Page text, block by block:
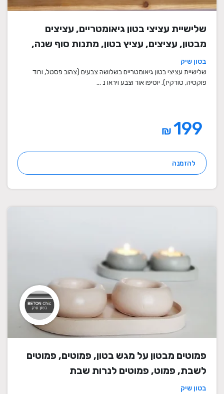
שלישיית עציצי בטון גיאומטריים, עציצים
מבטון, עציצים, עציץ בטון, מתנות סוף שנה,
מתנה לבית, מתנה ליום הולדת, עיצוב הבית,
מתנות סוף שנה למורים
בטון שיק
שלישיית עציצי בטון גיאומטריים בשלושה צבעים (צהוב פסטל, ורוד
פוקסיה, טורקיז). יוסיפו אור וצבע ויראו נ ...
₪
להזמנה
פמוטים מבטון על מגש בטון, פמוטים, פמוטים
לשבת, פמוט, פמוטים לנרות שבת
בטון שיק